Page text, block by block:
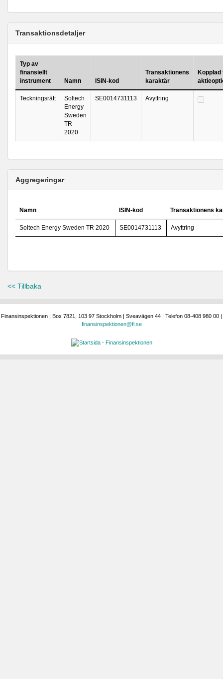
Transaktionsdetaljer
Typ av
finansiellt
instrument
Namn ISIN-kod
Transaktionens
karaktär
Kopplad
Teckningsrätt
Soltech
Energy
Sweden
TR
2020
SE0014731113 Avyttring
Aggregeringar
Namn ISIN-kod Transaktionens
Soltech Energy Sweden TR 2020 SE0014731113 Avyttring
<< Tillbaka
Finansinspektionen | Box 7821, 103 97 Stockholm | Sveavägen 44 | Telefon 08-408 980 00 |
finansinspektionen@fi.se